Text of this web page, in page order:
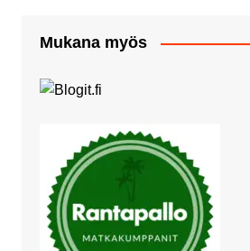
Mukana myös